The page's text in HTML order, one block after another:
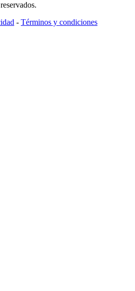
- Términos y condiciones